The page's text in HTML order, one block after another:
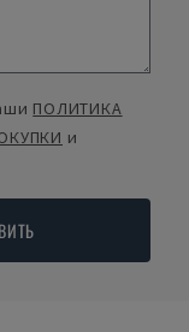
ПОЛИТИКА
и